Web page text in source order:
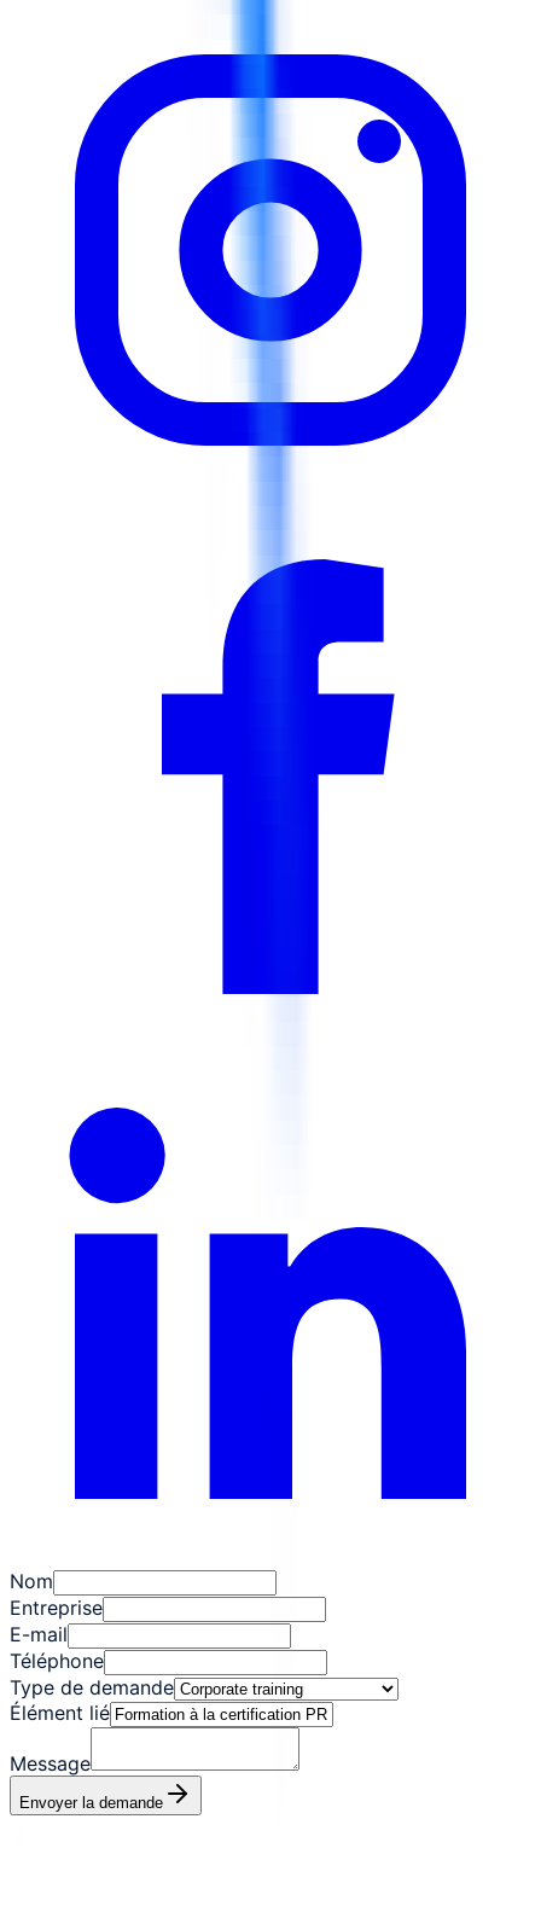
incidents et de post-mortem, appliquer des techniques
de planification de la capacité et de gestion du
changement pour réduire les temps d'arrêt et les
interruptions de service.
Nom
Entreprise
E-mail
Téléphone
Type de demande
Élément lié
Message
Envoyer la demande